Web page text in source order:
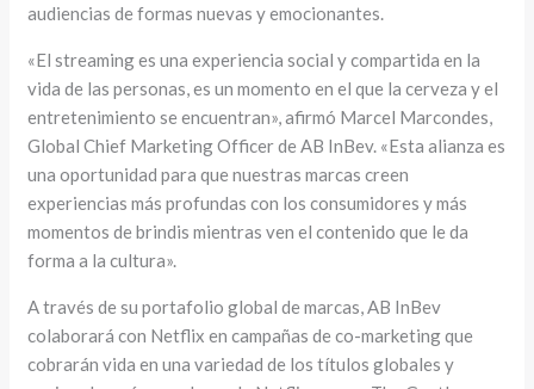
audiencias de formas nuevas y emocionantes.
«El streaming es una experiencia social y compartida en la
vida de las personas, es un momento en el que la cerveza y el
entretenimiento se encuentran», afirmó Marcel Marcondes,
Global Chief Marketing Officer de AB InBev. «Esta alianza es
una oportunidad para que nuestras marcas creen
experiencias más profundas con los consumidores y más
momentos de brindis mientras ven el contenido que le da
forma a la cultura».
A través de su portafolio global de marcas, AB InBev
colaborará con Netflix en campañas de co-marketing que
cobrarán vida en una variedad de los títulos globales y